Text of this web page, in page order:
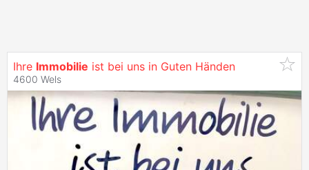
Ihre Immobilie ist bei uns in Guten Händen
4600 Wels